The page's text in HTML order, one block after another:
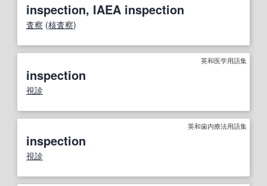
inspection, IAEA inspection
査察 (核査察)
英和医学用語集
inspection
視診
英和歯内療法用語集
inspection
視診